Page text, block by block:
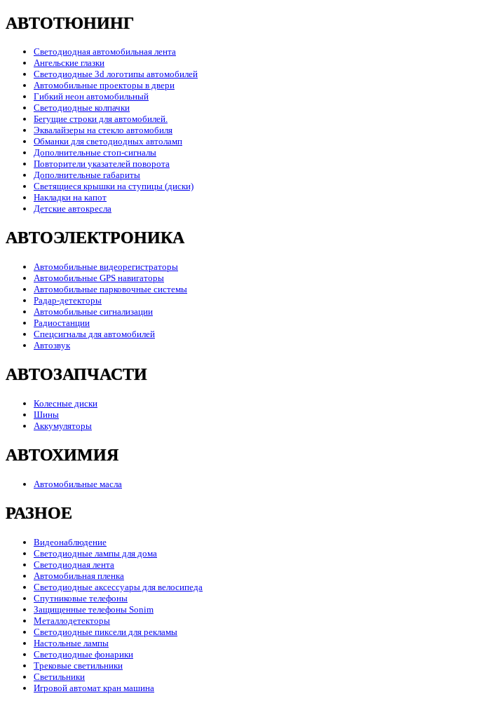
АВТОТЮНИНГ
Светодиодная автомобильная лента
Ангельские глазки
Светодиодные 3d логотипы автомобилей
Автомобильные проекторы в двери
Гибкий неон автомобильный
Светодиодные колпачки
Бегущие строки для автомобилей.
Эквалайзеры на стекло автомобиля
Обманки для светодиодных автоламп
Дополнительные стоп-сигналы
Повторители указателей поворота
Дополнительные габариты
Светящиеся крышки на ступицы (диски)
Накладки на капот
Детские автокресла
АВТОЭЛЕКТРОНИКА
Автомобильные видеорегистраторы
Автомобильные GPS навигаторы
Автомобильные парковочные системы
Радар-детекторы
Автомобильные сигнализации
Радиостанции
Спецсигналы для автомобилей
Автозвук
АВТОЗАПЧАСТИ
Колесные диски
Шины
Аккумуляторы
АВТОХИМИЯ
Автомобильные масла
РАЗНОЕ
Видеонаблюдение
Светодиодные лампы для дома
Светодиодная лента
Автомобильная пленка
Светодиодные аксессуары для велосипеда
Спутниковые телефоны
Защищенные телефоны Sonim
Металлодетекторы
Светодиодные пиксели для рекламы
Настольные лампы
Светодиодные фонарики
Трековые светильники
Светильники
Игровой автомат кран машина